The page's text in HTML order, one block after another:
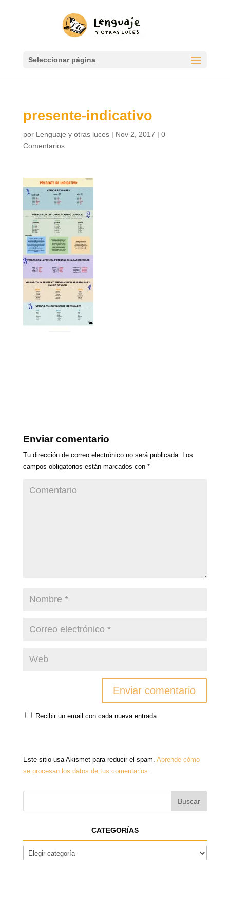
Seleccionar página
presente-indicativo
por Lenguaje y otras luces| Nov 2, 2017 | 0
Comentarios
Enviar comentario
Tu dirección de correo electrónico no será publicada. Los
campos obligatorios están marcados con *
Recibir un email con cada nueva entrada.
Este sitio usa Akismet para reducir el spam. Aprende cómo
se procesan los datos de tus comentarios.
CATEGORÍAS